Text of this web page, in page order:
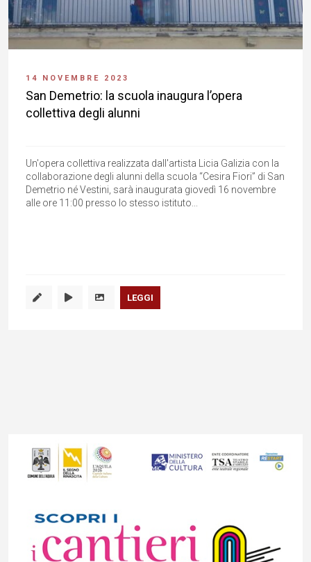
14 NOVEMBRE 2023
San Demetrio: la scuola inaugura l’opera
collettiva degli alunni
Un'opera collettiva realizzata dall'artista Licia Galizia con la
collaborazione degli alunni della scuola “Cesira Fiori” di San
Demetrio né Vestini, sarà inaugurata giovedì 16 novembre
alle ore 11:00 presso lo stesso istituto...
LEGGI